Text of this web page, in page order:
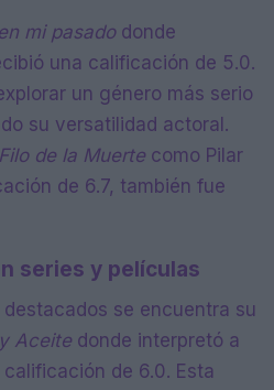
mi pasadodonde
una calificación de 5.0.
un género más serio
su versatilidad actoral.
de la Muerte como Pilar
de 6.7, también fue
series y películas
se encuentra su
Aceite donde interpretó a
de 6.0. Esta